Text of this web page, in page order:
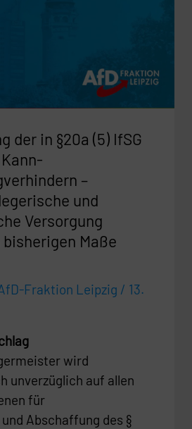
der in §20a (5) IfSG
–
und
Versorgung
Maße
Fraktion Leipzig / 13.
wird
unverzüglich auf allen
für
Abschaffung des §